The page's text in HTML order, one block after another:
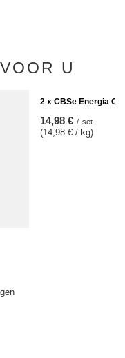
U
2 x CBSe Energia
14,98 € / set
(14,98 € / kg)